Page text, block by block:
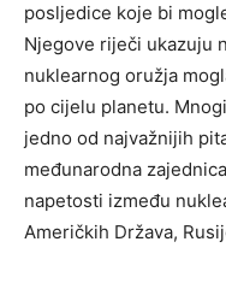
posljedice koje bi
Njegove riječi ukazuju
nuklearnog oružja
po cijelu planetu.
jedno od najvažnijih
međunarodna
napetosti između
Američkih Država,